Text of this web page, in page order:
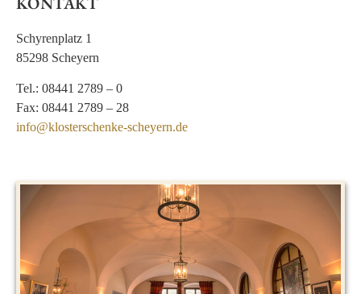
Schyrenplatz 1
85298 Scheyern
Tel.: 08441 2789 – 0
Fax: 08441 2789 – 28
info@klosterschenke-scheyern.de